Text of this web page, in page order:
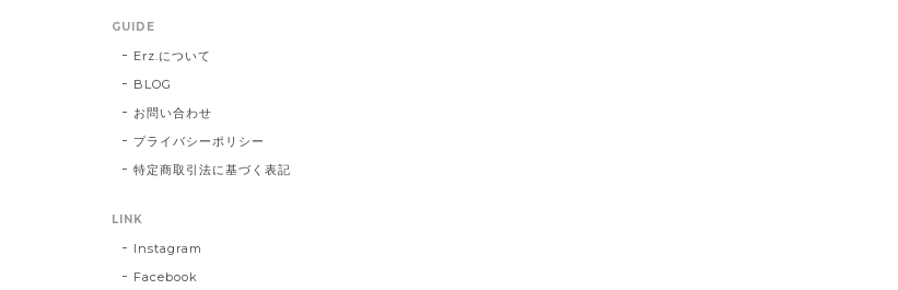
GUIDE
Erz.について
BLOG
お問い合わせ
プライバシーポリシー
特定商取引法に基づく表記
LINK
Instagram
Facebook